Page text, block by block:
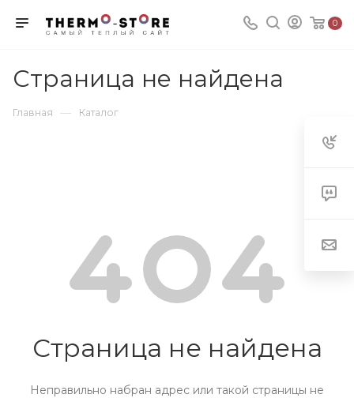
0
Страница не найдена
Главная — Каталог
Страница не найдена
Неправильно набран адрес или такой страницы не